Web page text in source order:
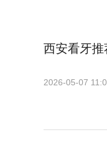
西安看牙
2026-05-07